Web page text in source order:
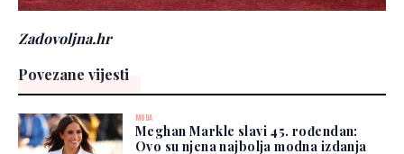
Zadovoljna.hr
Povezane vijesti
MODA
Meghan Markle slavi 45. rođendan:
Ovo su njena najbolja modna izdanja